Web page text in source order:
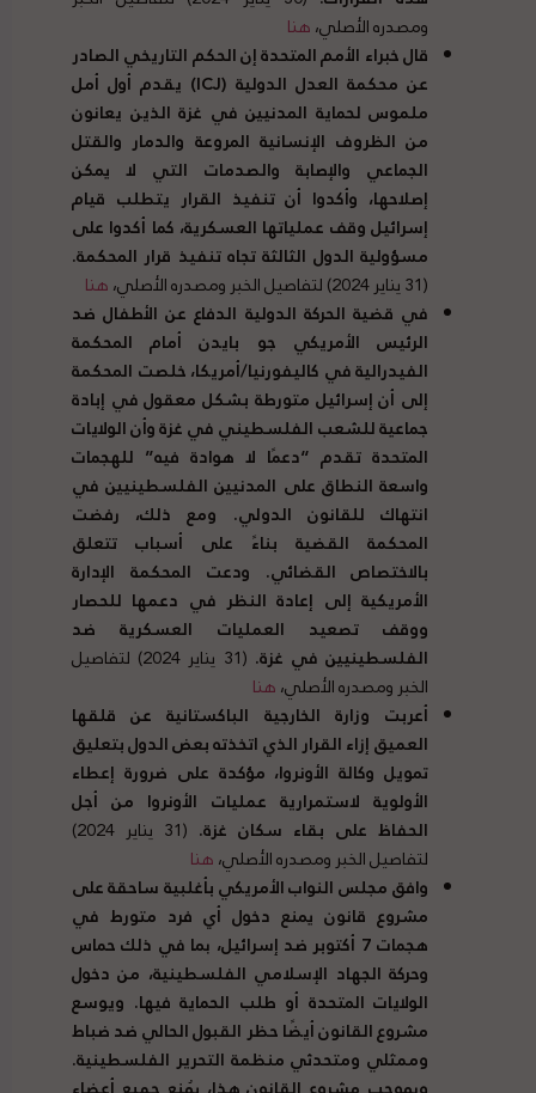
ومصدره الأصلي،هنا
قال خبراء الأمم المتحدة إن الحكم التاريخي الصادر
عن محكمة العدل الدولية (
ICJ
) يقدم أول أمل
ملموس لحماية المدنيين في غزة الذين يعانون
من الظروف الإنسانية المروعة والدمار والقتل
الجماعي والإصابة والصدمات التي لا يمكن
إصلاحها، وأكدوا أن تنفيذ القرار يتطلب قيام
إسرائيل وقف عملياتها العسكرية، كما أكدوا على
مسؤولية الدول الثالثة تجاه تنفيذ قرار المحكمة.
(31 يناير 2024) لتفاصيل الخبر ومصدره الأصلي،
هنا
في قضية الحركة الدولية الدفاع عن الأطفال ضد
الرئيس الأمريكي جو بايدن أمام المحكمة
الفيدرالية في كاليفورنيا/أمريكا، خلصت المحكمة
إلى أن إسرائيل متورطة بشكل معقول في إبادة
جماعية للشعب الفلسطيني في غزة وأن الولايات
المتحدة تقدم “دعمًا لا هوادة فيه” للهجمات
واسعة النطاق على المدنيين الفلسطينيين في
انتهاك للقانون الدولي. ومع ذلك، رفضت
المحكمة القضية بناءً على أسباب تتعلق
بالاختصاص القضائي. ودعت المحكمة الإدارة
الأمريكية إلى إعادة النظر في دعمها للحصار
ووقف تصعيد العمليات العسكرية ضد
الفلسطينيين في غزة.
(31 يناير 2024) لتفاصيل
الخبر ومصدره الأصلي،هنا
أعربت وزارة الخارجية الباكستانية عن قلقها
العميق إزاء القرار الذي اتخذته بعض الدول بتعليق
تمويل وكالة الأونروا، مؤكدة على ضرورة إعطاء
الأولوية لاستمرارية عمليات الأونروا من أجل
الحفاظ على بقاء سكان غزة.
(31 يناير 2024)
لتفاصيل الخبر ومصدره الأصلي،هنا
وافق مجلس النواب الأمريكي بأغلبية ساحقة على
مشروع قانون يمنع دخول أي فرد متورط في
هجمات7 أكتوبر ضد إسرائيل، بما في ذلك حماس
وحركة الجهاد الإسلامي الفلسطينية، من دخول
الولايات المتحدة أو طلب الحماية فيها. ويوسع
مشروع القانون أيضًا حظر القبول الحالي ضد ضباط
وممثلي ومتحدثي منظمة التحرير الفلسطينية.